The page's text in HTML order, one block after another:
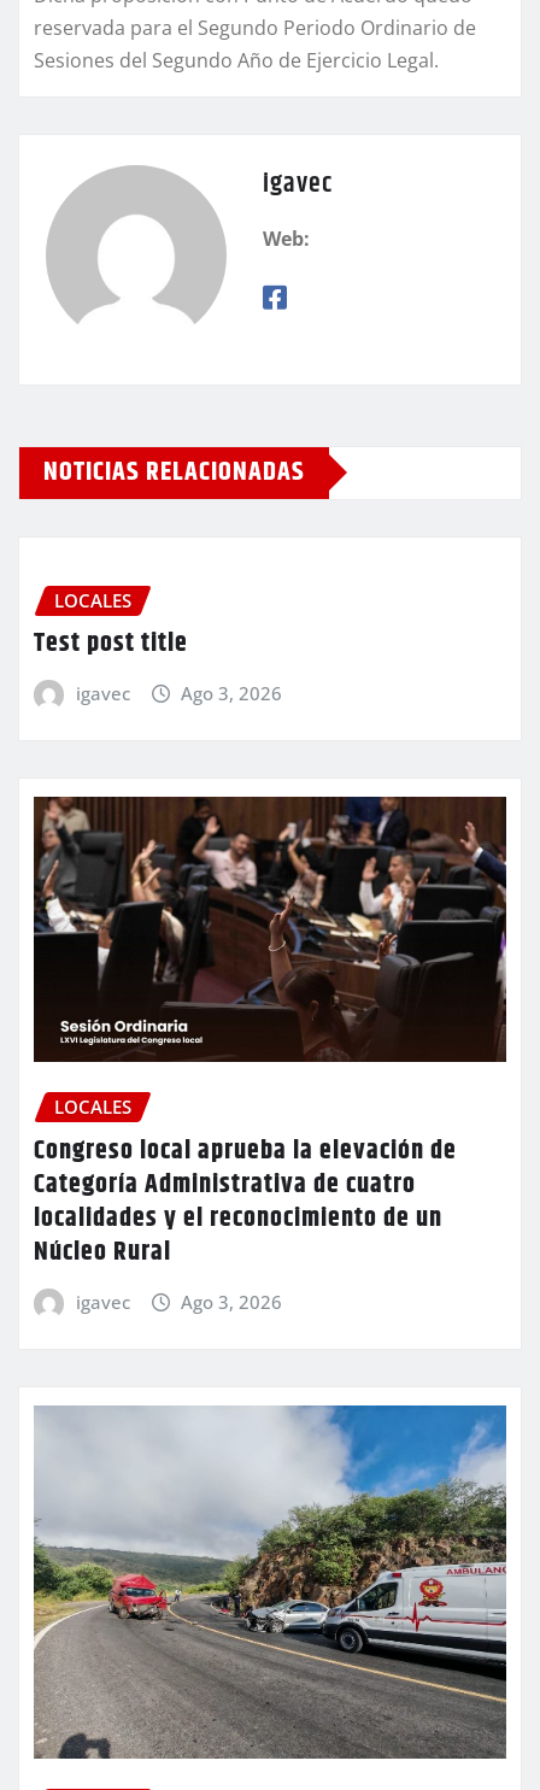
reservada para el Segundo Periodo Ordinario de
Sesiones del Segundo Año de Ejercicio Legal.
igavec
Web:
NOTICIAS RELACIONADAS
LOCALES
Test post title
igavec Ago 3, 2026
LOCALES
Congreso local aprueba la elevación de
Categoría Administrativa de cuatro
localidades y el reconocimiento de un
Núcleo Rural
igavec Ago 3, 2026